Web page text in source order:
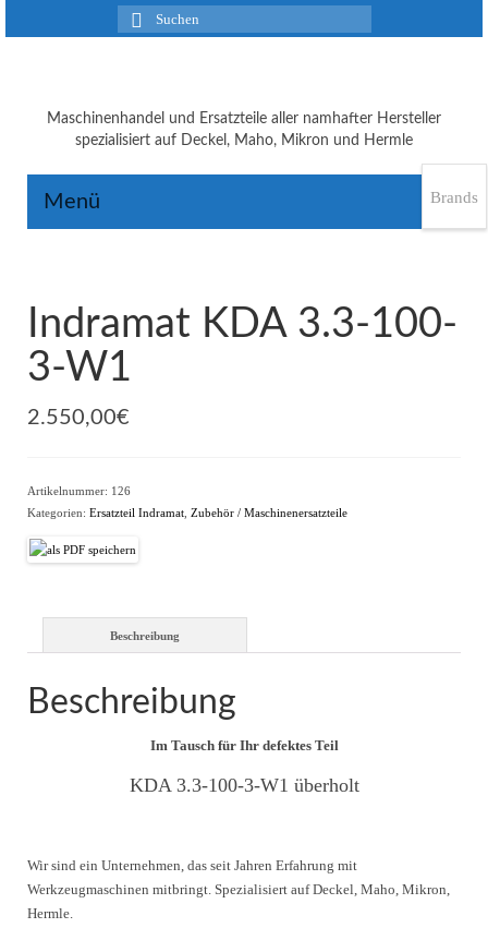
Suchen
nach:
Maschinenhandel und Ersatzteile aller namhafter Hersteller
spezialisiert auf Deckel, Maho, Mikron und Hermle
Menü
Indramat KDA 3.3-100-
3-W1
2.550,00€
Artikelnummer: 126
Kategorien: Ersatzteil Indramat Zubehör / Maschinenersatzteile
Beschreibung
Beschreibung
Im Tausch für Ihr defektes Teil
KDA 3.3-100-3-W1 überholt
Wir sind ein Unternehmen, das seit Jahren Erfahrung mit
Werkzeugmaschinen mitbringt. Spezialisiert auf Deckel, Maho, Mikron,
Hermle.
Brands